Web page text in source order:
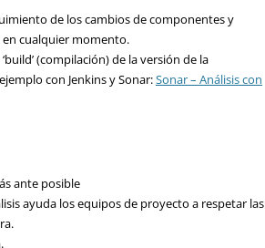
de los cambios de componentes y
cualquier momento.
(compilación) de la versión de la
con Jenkins y Sonar:Sonar – Análisis con
ante posible
ayuda los equipos de proyecto a respetar las